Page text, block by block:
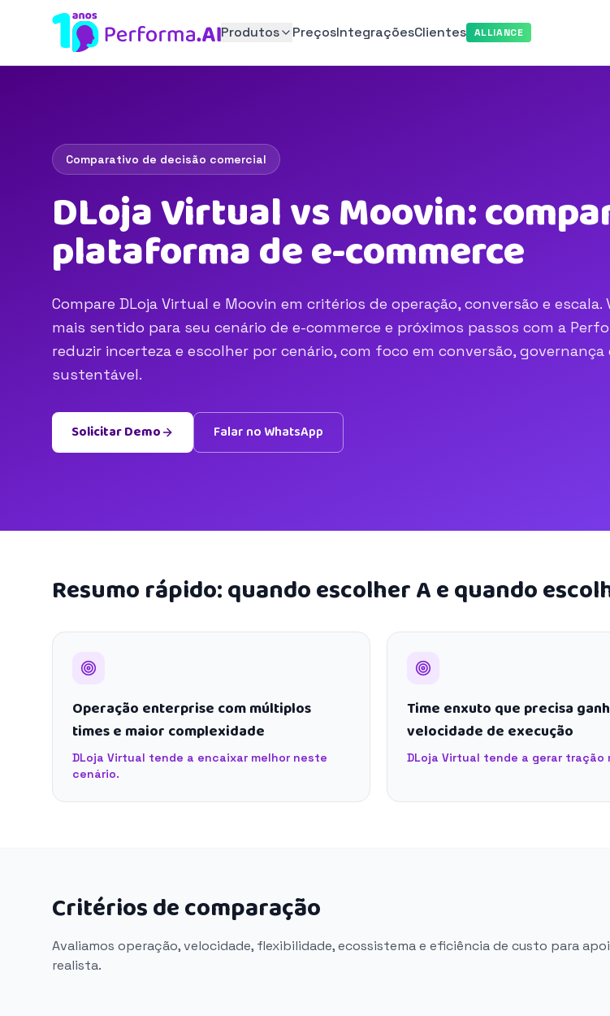
Produtos PreçosIntegraçõesClientes ALLIANCE
Comparativo de decisão comercial
DLoja Virtual vs Moovin:
plataforma de e-commerce
Compare DLoja Virtual e Moovin em critérios de operação, conversão e escala.
mais sentido para seu cenário de e-commerce e próximos passos com a
reduzir incerteza e escolher por cenário, com foco em conversão,
sustentável.
Solicitar Demo Falar no WhatsApp
Resumo rápido: quando escolher A e quando
Operação enterprise com múltiplos
times e maior complexidade
DLoja Virtual tende a encaixar melhor neste
cenário.
Time enxuto que precisa
velocidade de execução
DLoja Virtual tende a gerar tração
Critérios de comparação
Avaliamos operação, velocidade, flexibilidade, ecossistema e eficiência de custo para
realista.